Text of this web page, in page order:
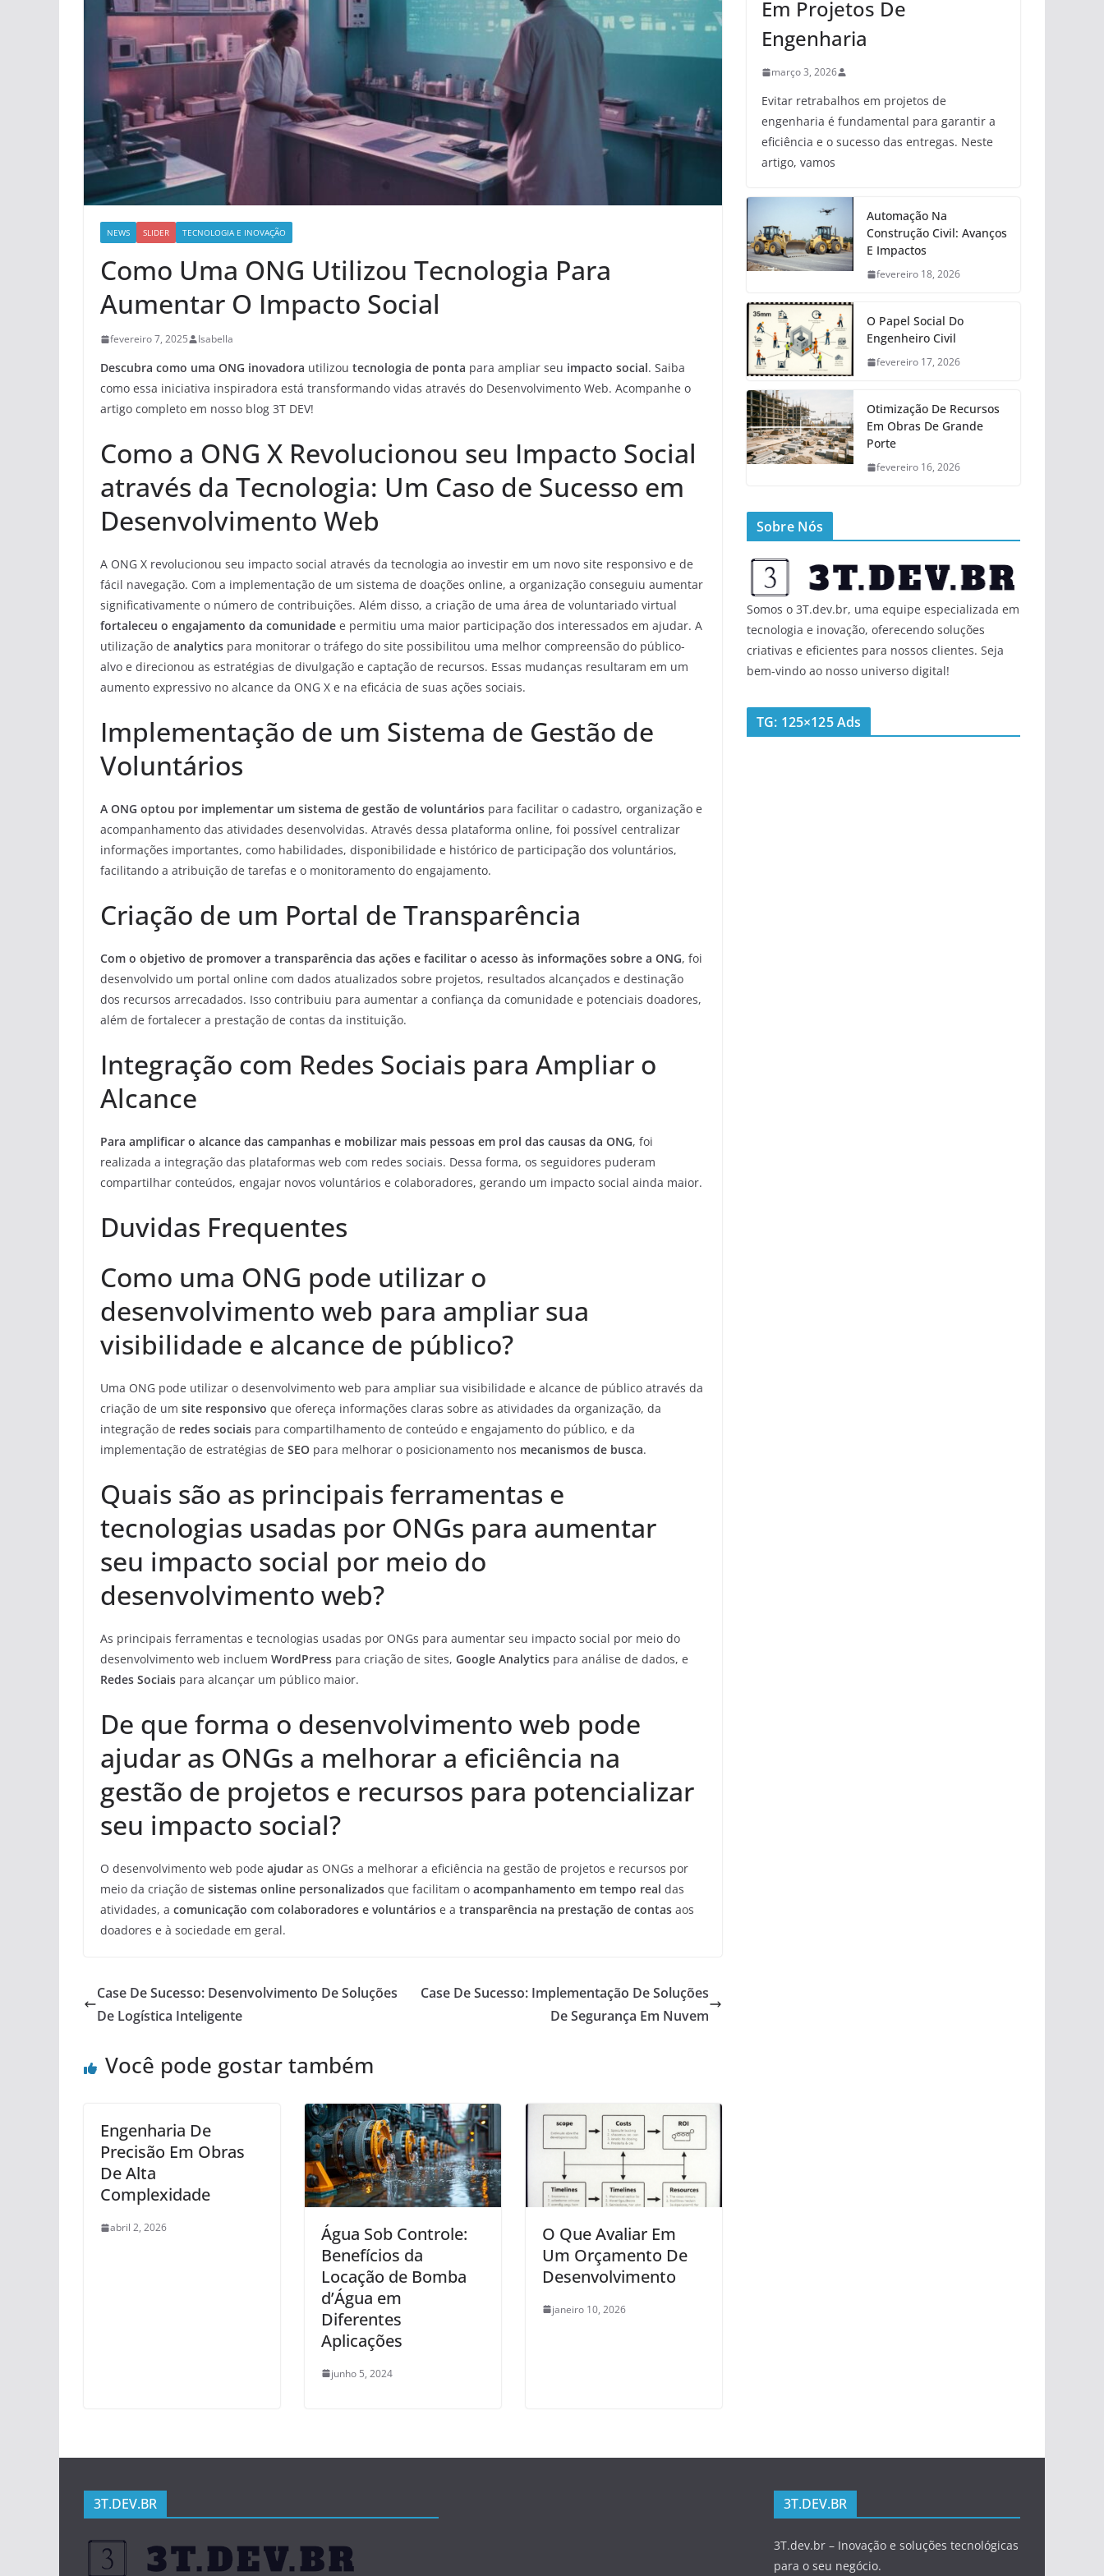
NEWS SLIDER TECNOLOGIA E INOVAÇÃO
Como Uma ONG Utilizou Tecnologia Para
Aumentar O Impacto Social
fevereiro 7, 2025 Isabella
Descubra como uma ONG inovadora utilizou tecnologia de ponta para ampliar seu impacto social. Saiba
como essa iniciativa inspiradora está transformando vidas através do Desenvolvimento Web. Acompanhe o
artigo completo em nosso blog 3T DEV!
Como a ONG X Revolucionou seu Impacto Social
através da Tecnologia: Um Caso de Sucesso em
Desenvolvimento Web
A ONG X revolucionou seu impacto social através da tecnologia ao investir em um novo site responsivo e de
fácil navegação. Com a implementação de um sistema de doações online, a organização conseguiu aumentar
significativamente o número de contribuições. Além disso, a criação de uma área de voluntariado virtual
fortaleceu o engajamento da comunidade e permitiu uma maior participação dos interessados em ajudar. A
utilização de analytics para monitorar o tráfego do site possibilitou uma melhor compreensão do público-
alvo e direcionou as estratégias de divulgação e captação de recursos. Essas mudanças resultaram em um
aumento expressivo no alcance da ONG X e na eficácia de suas ações sociais.
Implementação de um Sistema de Gestão de
Voluntários
A ONG optou por implementar um sistema de gestão de voluntários para facilitar o cadastro, organização e
acompanhamento das atividades desenvolvidas. Através dessa plataforma online, foi possível centralizar
informações importantes, como habilidades, disponibilidade e histórico de participação dos voluntários,
facilitando a atribuição de tarefas e o monitoramento do engajamento.
Criação de um Portal de Transparência
Com o objetivo de promover a transparência das ações e facilitar o acesso às informações sobre a ONG, foi
desenvolvido um portal online com dados atualizados sobre projetos, resultados alcançados e destinação
dos recursos arrecadados. Isso contribuiu para aumentar a confiança da comunidade e potenciais doadores,
além de fortalecer a prestação de contas da instituição.
Integração com Redes Sociais para Ampliar o
Alcance
Para amplificar o alcance das campanhas e mobilizar mais pessoas em prol das causas da ONG, foi
realizada a integração das plataformas web com redes sociais. Dessa forma, os seguidores puderam
compartilhar conteúdos, engajar novos voluntários e colaboradores, gerando um impacto social ainda maior.
Duvidas Frequentes
Como uma ONG pode utilizar o
desenvolvimento web para ampliar sua
visibilidade e alcance de público?
Uma ONG pode utilizar o desenvolvimento web para ampliar sua visibilidade e alcance de público através da
criação de um site responsivo que ofereça informações claras sobre as atividades da organização, da
integração de redes sociais para compartilhamento de conteúdo e engajamento do público, e da
implementação de estratégias de SEO para melhorar o posicionamento nos mecanismos de busca.
Quais são as principais ferramentas e
tecnologias usadas por ONGs para aumentar
seu impacto social por meio do
desenvolvimento web?
As principais ferramentas e tecnologias usadas por ONGs para aumentar seu impacto social por meio do
desenvolvimento web incluem WordPress para criação de sites, Google Analytics para análise de dados, e
Redes Sociais para alcançar um público maior.
De que forma o desenvolvimento web pode
ajudar as ONGs a melhorar a eficiência na
gestão de projetos e recursos para potencializar
seu impacto social?
O desenvolvimento web pode ajudar as ONGs a melhorar a eficiência na gestão de projetos e recursos por
meio da criação de sistemas online personalizados que facilitam o acompanhamento em tempo real das
atividades, a comunicação com colaboradores e voluntários e a transparência na prestação de contas aos
doadores e à sociedade em geral.
Case De Sucesso: Desenvolvimento De Soluções
De Logística Inteligente
Case De Sucesso: Implementação De Soluções
De Segurança Em Nuvem
Você pode gostar também
Engenharia De
Precisão Em Obras
De Alta
Complexidade
abril 2, 2026
Água Sob Controle:
Benefícios da
Locação de Bomba
d’Água em
Diferentes
Aplicações
junho 5, 2024
O Que Avaliar Em
Um Orçamento De
Desenvolvimento
janeiro 10, 2026
Em Projetos De
Engenharia
março 3, 2026
Evitar retrabalhos em projetos de
engenharia é fundamental para garantir a
eficiência e o sucesso das entregas. Neste
artigo, vamos
Automação Na
Construção Civil: Avanços
E Impactos
fevereiro 18, 2026
O Papel Social Do
Engenheiro Civil
fevereiro 17, 2026
Otimização De Recursos
Em Obras De Grande
Porte
fevereiro 16, 2026
Sobre Nós
Somos o 3T.dev.br, uma equipe especializada em
tecnologia e inovação, oferecendo soluções
criativas e eficientes para nossos clientes. Seja
bem-vindo ao nosso universo digital!
TG: 125×125 Ads
3T.DEV.BR 3T.DEV.BR
3T.dev.br – Inovação e soluções tecnológicas
para o seu negócio.